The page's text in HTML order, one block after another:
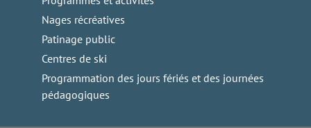
Nages récréatives
Patinage public
Centres de ski
Programmation des jours fériés et des journées
pédagogiques